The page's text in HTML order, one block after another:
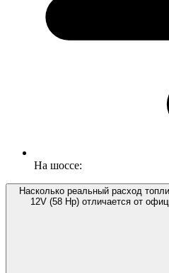
На шоссе:
Насколько реальный расход
12V (58 Hp) отличается от